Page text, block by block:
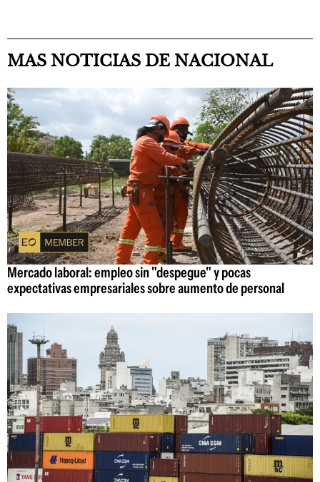
MAS NOTICIAS DE NACIONAL
Mercado laboral: empleo sin "despegue" y pocas
expectativas empresariales sobre aumento de personal